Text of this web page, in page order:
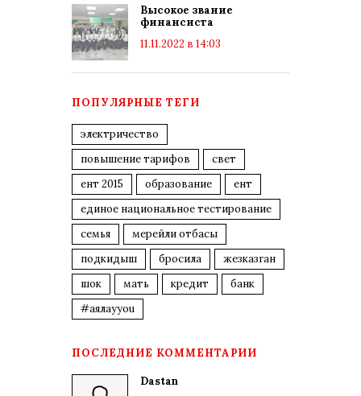
Высокое звание
финансиста
11.11.2022 в 14:03
ПОПУЛЯРНЫЕ ТЕГИ
электричество
повышение тарифов
свет
ент 2015
образование
ент
единое национальное тестирование
семья
мерейли отбасы
подкидыш
бросила
жезказган
шок
мать кредит
банк
#аялауyou
ПОСЛЕДНИЕ КОММЕНТАРИИ
Dastan